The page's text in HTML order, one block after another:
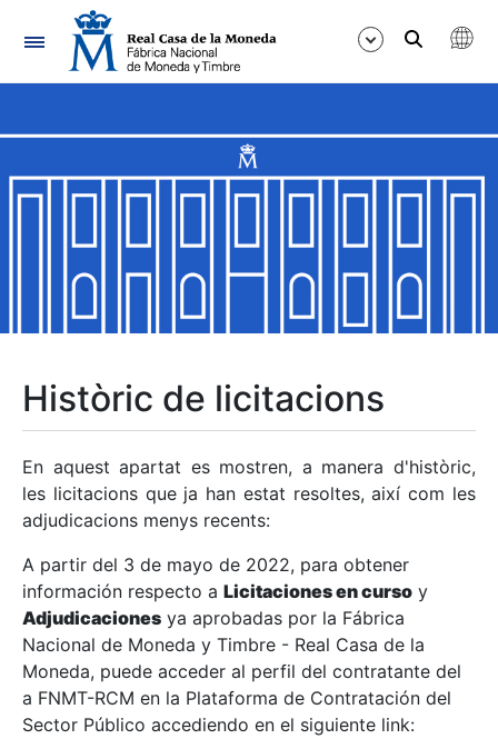
Navegació
Mostra/Amaga
Mostra/Amaga
Mostra/Amaga
Mostra/Amaga
Mostra/Amaga
Històric de licitacions
En aquest apartat es mostren, a manera d'històric,
les licitacions que ja han estat resoltes, així com les
adjudicacions menys recents:
A partir del 3 de mayo de 2022, para obtener
información respecto a Licitaciones en curso y
Adjudicaciones ya aprobadas por la Fábrica
Nacional de Moneda y Timbre - Real Casa de la
Moneda, puede acceder al perfil del contratante del
a FNMT-RCM en la Plataforma de Contratación del
Sector Público accediendo en el siguiente link: